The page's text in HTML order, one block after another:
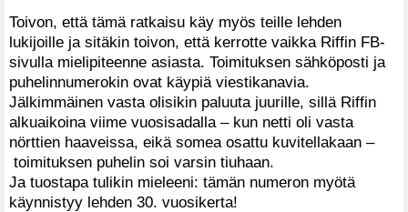
Toivon, että tämä ratkaisu käy myös teille lehden
lukijoille ja sitäkin toivon, että kerrotte vaikka Riffin FB-
sivulla mielipiteenne asiasta. Toimituksen sähköposti ja
puhelinnumerokin ovat käypiä viestikanavia.
Jälkimmäinen vasta olisikin paluuta juurille, sillä Riffin
alkuaikoina viime vuosisadalla – kun netti oli vasta
nörttien haaveissa, eikä somea osattu kuvitellakaan –
toimituksen puhelin soi varsin tiuhaan.
Ja tuostapa tulikin mieleeni: tämän numeron myötä
käynnistyy lehden 30. vuosikerta!